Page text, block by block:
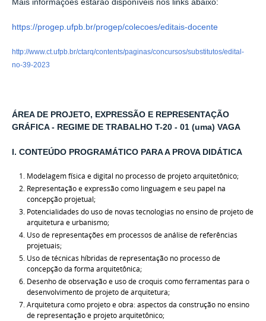
Mais informações estarão disponíveis nos links abaixo:
https://progep.ufpb.br/progep/colecoes/editais-docente
http://www.ct.ufpb.br/ctarq/contents/paginas/concursos/substitutos/edital-
no-39-2023
ÁREA DE PROJETO, EXPRESSÃO E REPRESENTAÇÃO
GRÁFICA - REGIME DE TRABALHO T-20 - 01 (uma) VAGA
I. CONTEÚDO PROGRAMÁTICO PARA A PROVA DIDÁTICA
Modelagem física e digital no processo de projeto arquitetônico;
Representação e expressão como linguagem e seu papel na
concepção projetual;
Potencialidades do uso de novas tecnologias no ensino de projeto de
arquitetura e urbanismo;
Uso de representações em processos de análise de referências
projetuais;
Uso de técnicas híbridas de representação no processo de
concepção da forma arquitetônica;
Desenho de observação e uso de croquis como ferramentas para o
desenvolvimento de projeto de arquitetura;
Arquitetura como projeto e obra: aspectos da construção no ensino
de representação e projeto arquitetônico;